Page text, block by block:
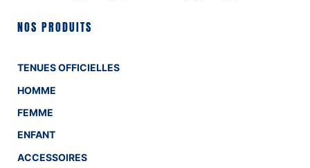
NOS PRODUITS
TENUES OFFICIELLES
HOMME
FEMME
ENFANT
ACCESSOIRES